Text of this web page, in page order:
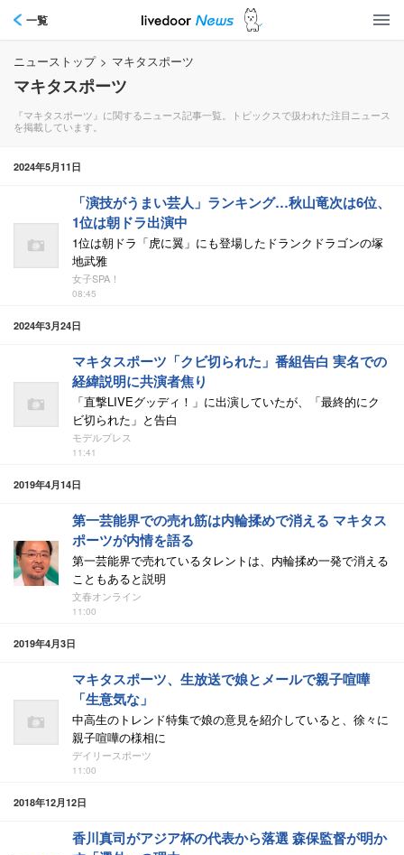
一覧
ニューストップ > マキタスポーツ
マキタスポーツ
『マキタスポーツ』に関するニュース記事一覧。トピックスで扱われた注目ニュース
を掲載しています。
2024年5月11日
「演技がうまい芸人」ランキング…秋山竜次は6位、
1位は朝ドラ出演中
1位は朝ドラ「虎に翼」にも登場したドランクドラゴンの塚
地武雅
女子SPA！
08:45
2024年3月24日
マキタスポーツ「クビ切られた」番組告白 実名での
経緯説明に共演者焦り
「直撃LIVEグッディ！」に出演していたが、「最終的にク
ビ切られた」と告白
モデルプレス
11:41
2019年4月14日
第一芸能界での売れ筋は内輪揉めで消える マキタス
ポーツが内情を語る
第一芸能界で売れているタレントは、内輪揉め一発で消える
こともあると説明
文春オンライン
11:00
2019年4月3日
マキタスポーツ、生放送で娘とメールで親子喧嘩
「生意気な」
中高生のトレンド特集で娘の意見を紹介していると、徐々に
親子喧嘩の様相に
デイリースポーツ
11:00
2018年12月12日
香川真司がアジア杯の代表から落選 森保監督が明か